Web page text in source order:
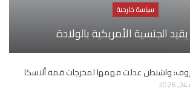
سياسة خارجية
الجنسية الأمريكية بالولادة
واشنطن عدلت فهمها لمخرجات قمة ألاسكا